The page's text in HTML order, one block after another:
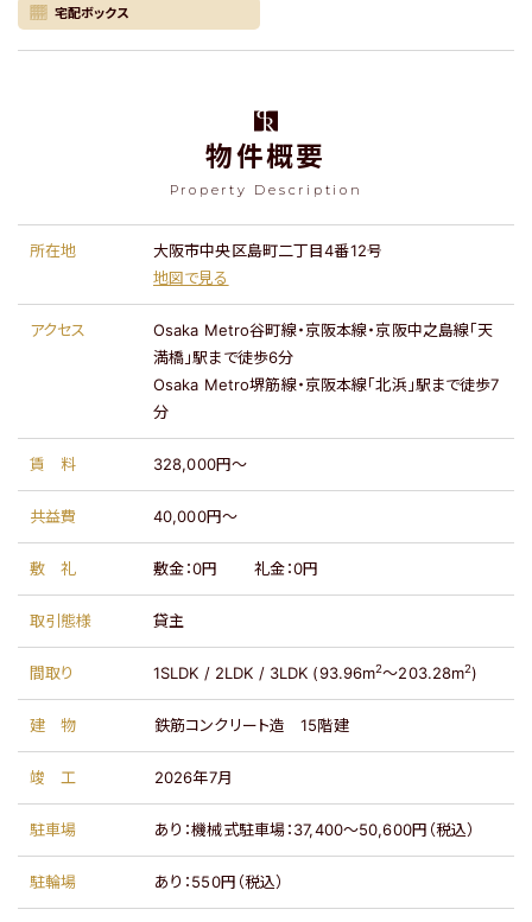
宅配ボックス
物件概要
Property Description
所在地
大阪市中央区島町二丁目4番12号
地図で見る
アクセス
Osaka Metro谷町線・京阪本線・京阪中之島線「天
満橋」駅まで徒歩6分
Osaka Metro堺筋線・京阪本線「北浜」駅まで徒歩7
分
賃料 328,000円～
共益費 40,000円～
敷礼 敷金：0円 礼金：0円
取引態様 貸主
間取り 1SLDK / 2LDK / 3LDK (93.96m2～203.28m2)
建物 鉄筋コンクリート造 15階建
竣工 2026年7月
駐車場 あり：機械式駐車場：37,400～50,600円（税込）
駐輪場 あり：550円（税込）